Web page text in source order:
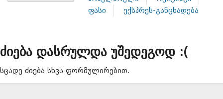
ფასი
ექსპრეს-განცხადება
ძიება დასრულდა უშედეგოდ :(
სცადე ძიება სხვა ფორმულირებით.